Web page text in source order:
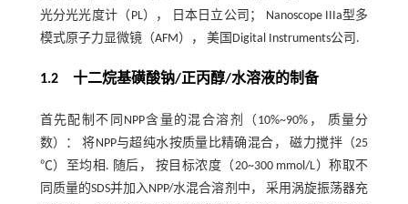
光分光光度计（PL）， 日本日立公司； Nanoscope IIIa型多
模式原子力显微镜（AFM）， 美国Digital Instruments公司.
1.2 十二烷基磺酸钠/正丙醇/水溶液的制备
首先配制不同NPP含量的混合溶剂（10%~90%， 质量分
数）： 将NPP与超纯水按质量比精确混合， 磁力搅拌（25
℃）至均相. 随后， 按目标浓度（20~300 mmol/L）称取不
同质量的SDS并加入NPP/水混合溶剂中， 采用涡旋振荡器充